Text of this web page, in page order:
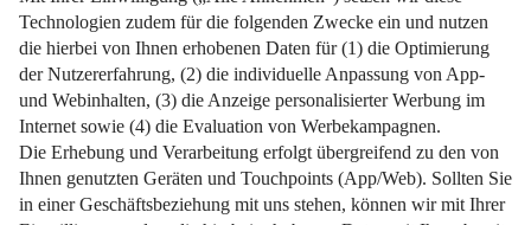
Weiterlesen